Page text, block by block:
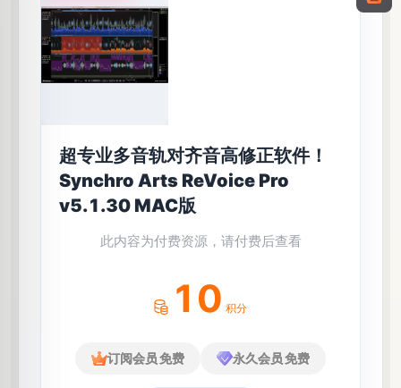
超专业多音轨对齐音高修正软件！
Synchro Arts ReVoice Pro
v5.1.30 MAC版
此内容为付费资源，请付费后查看
10 积分
订阅会员免费 永久会员免费